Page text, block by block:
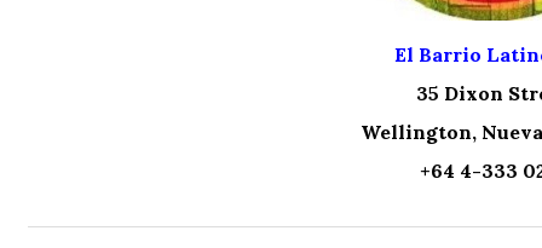
El Barrio
35 Dixon
Wellington,
+64 4-333